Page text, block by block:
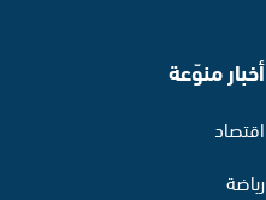
أخبار منوّعة
اقتصاد
رياضة